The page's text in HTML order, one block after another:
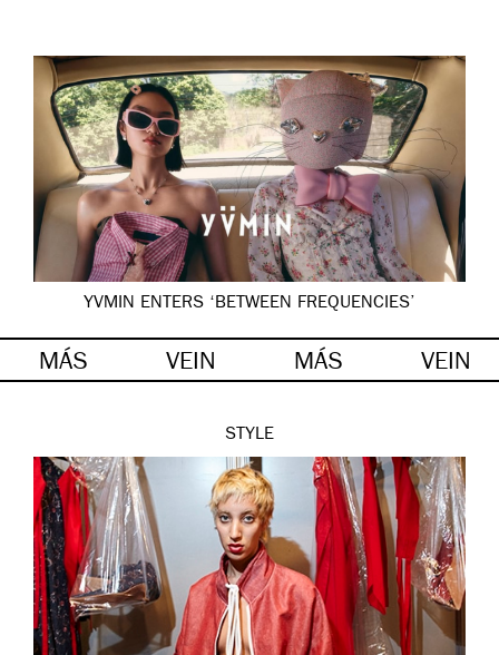
YVMIN ENTERS ‘BETWEEN FREQUENCIES’
MÁS VEIN MÁS VEIN
STYLE